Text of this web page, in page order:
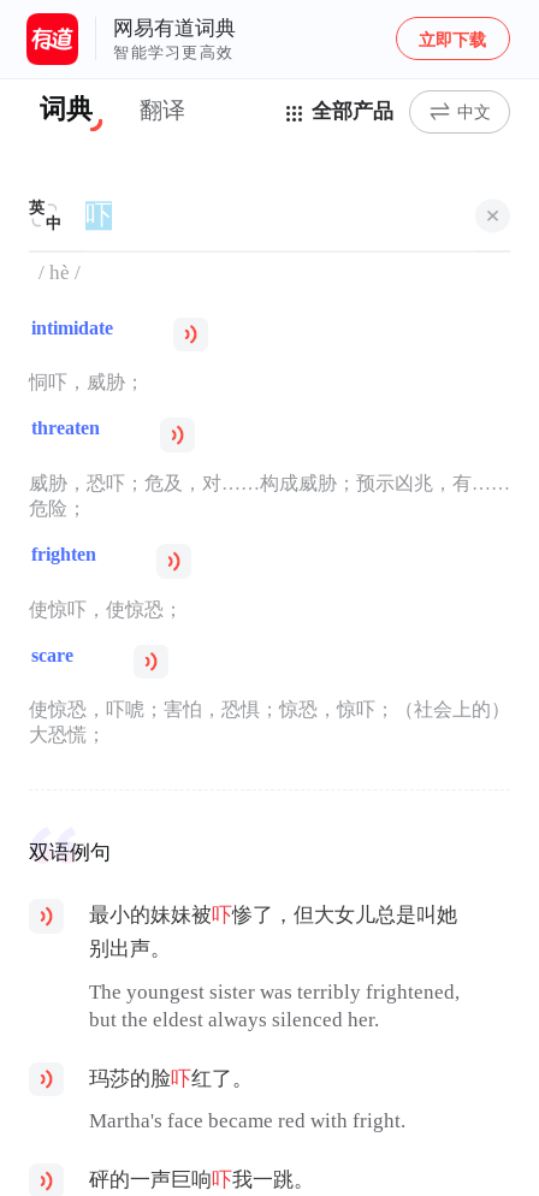
网易有道词典
智能学习更高效
立即下载
词典 翻译 全部产品 中文
英
中
/ hè /
intimidate
恫吓，威胁；
threaten
威胁，恐吓；危及，对……构成威胁；预示凶兆，有……
危险；
frighten
使惊吓，使惊恐；
scare
使惊恐，吓唬；害怕，恐惧；惊恐，惊吓；（社会上的）
大恐慌；
双语例句
最小的妹妹被吓惨了，但大女儿总是叫她
别出声。
The youngest sister was terribly frightened,
but the eldest always silenced her.
玛莎的脸吓红了。
Martha's face became red with fright.
砰的一声巨响吓我一跳。